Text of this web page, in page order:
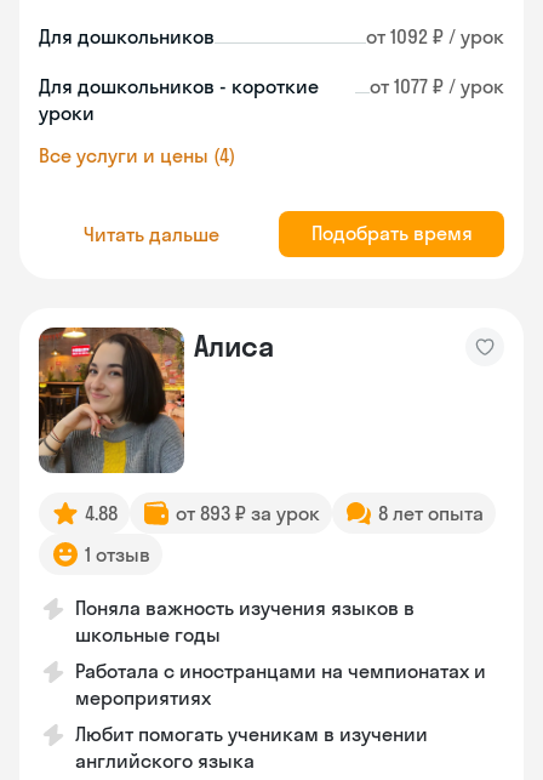
Для дошкольников от 1092 ₽ / урок
Для дошкольников - короткие
уроки
от 1077 ₽ / урок
Все услуги и цены (4)
Читать дальше Подобрать время
Алиса
4.88 от 893 ₽ за урок
8 лет опыта
1 отзыв
Поняла важность изучения языков в
школьные годы
Работала с иностранцами на чемпионатах и
мероприятиях
Любит помогать ученикам в изучении
английского языка